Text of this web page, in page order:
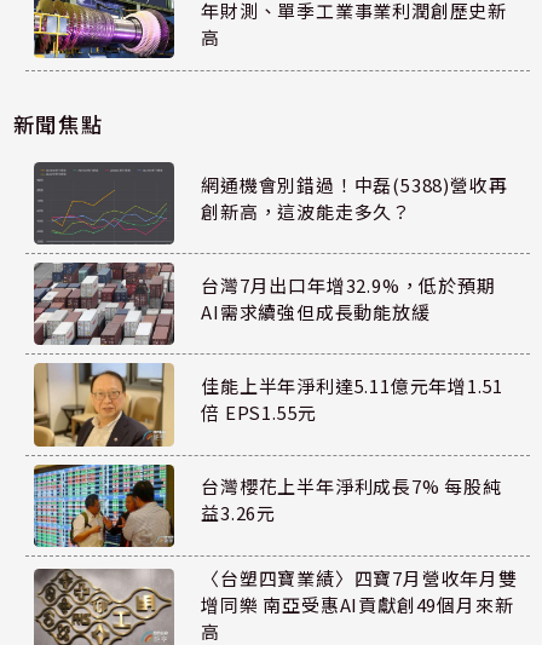
年財測、單季工業事業利潤創歷史新
高
新聞焦點
網通機會別錯過！中磊(5388)營收再
創新高，這波能走多久？
台灣7月出口年增32.9%，低於預期
AI需求續強但成長動能放緩
佳能上半年淨利達5.11億元年增1.51
倍 EPS1.55元
台灣櫻花上半年淨利成長7% 每股純
益3.26元
〈台塑四寶業績〉四寶7月營收年月雙
增同樂 南亞受惠AI貢獻創49個月來新
高